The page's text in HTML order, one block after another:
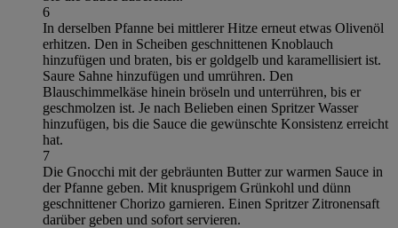
6
In derselben Pfanne bei mittlerer Hitze erneut etwas Olivenöl
erhitzen. Den in Scheiben geschnittenen Knoblauch
hinzufügen und braten, bis er goldgelb und karamellisiert ist.
Saure Sahne hinzufügen und umrühren. Den
Blauschimmelkäse hinein bröseln und unterrühren, bis er
geschmolzen ist. Je nach Belieben einen Spritzer Wasser
hinzufügen, bis die Sauce die gewünschte Konsistenz erreicht
hat.
7
Die Gnocchi mit der gebräunten Butter zur warmen Sauce in
der Pfanne geben. Mit knusprigem Grünkohl und dünn
geschnittener Chorizo garnieren. Einen Spritzer Zitronensaft
darüber geben und sofort servieren.